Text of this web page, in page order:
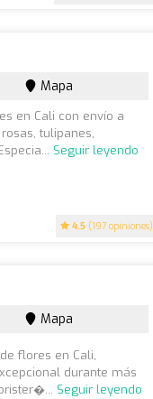
4.5 (197 opiniones)
Mapa
en Cali con envío a
tulipanes,
Seguir leyendo
Mapa
flores en Cali,
durante más
Seguir leyendo